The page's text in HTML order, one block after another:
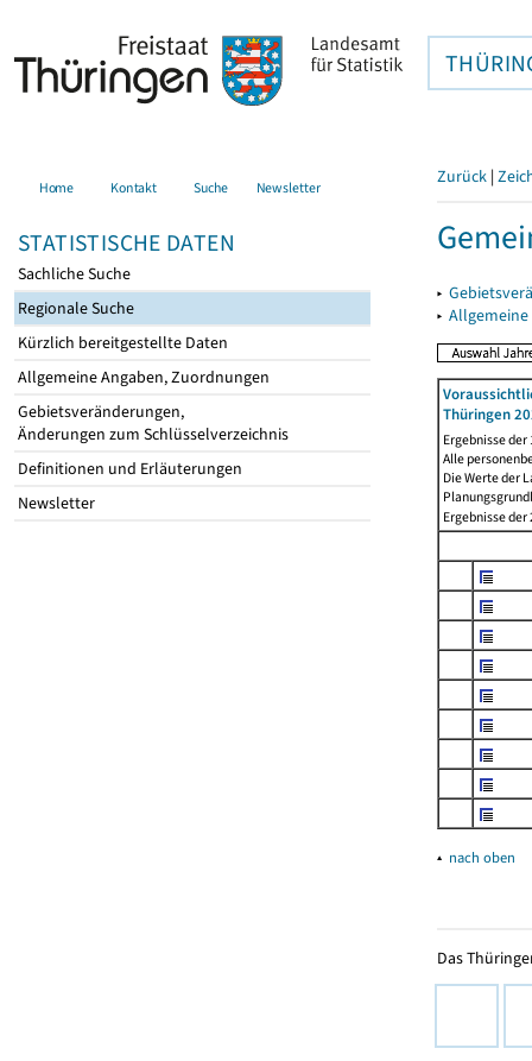
Home Kontakt Suche Newsletter
STATISTISCHE DATEN
Sachliche Suche
Regionale Suche
Kürzlich bereitgestellte Daten
Allgemeine Angaben, Zuordnungen
Gebietsveränderungen,
Änderungen zum Schlüsselverzeichnis
Definitionen und Erläuterungen
Newsletter
Zurück |
▸
▸
Thüringen
Ergebnisse
Alle
Die Werte der
Ergebnisse
▴ nach oben
Das